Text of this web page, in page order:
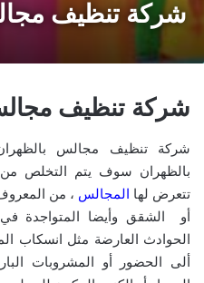
شركة تنظيف
شركة تنظيف
شركة تنظيف مجالس
بالظهران سوف يتم التخلص من
تتعرض لها المجالس ، من
أو الشقق وأيضا المتواجدة
الحوادث العارضة مثل انسكاب
ألى الحضور أو المشروبات